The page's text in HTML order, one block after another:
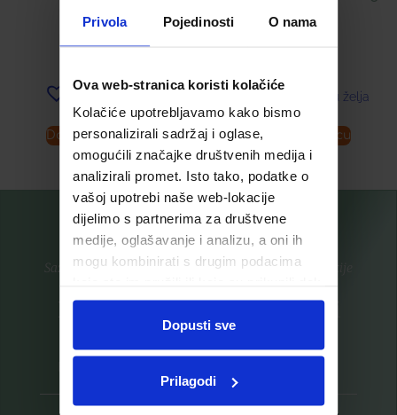
Privola Pojedinosti O nama
Ova web-stranica koristi kolačiće
Kolačiće upotrebljavamo kako bismo
personalizirali sadržaj i oglase,
omogućili značajke društvenih medija i
analizirali promet. Isto tako, podatke o
vašoj upotrebi naše web-lokacije
dijelimo s partnerima za društvene
medije, oglašavanje i analizu, a oni ih
mogu kombinirati s drugim podacima
ste upotrebljavali njihove usluge.
Dopusti sve
Prilagodi
40
Dodaj u košaricu
Dodaj u listu želja
Dodaj u košaricu
Saznajte prvi za nove proizvode i ekskluzivne promocije
Prijavite se na listu za novosti